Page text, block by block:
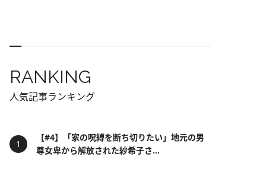
RANKING
人気記事ランキング
【#4】「家の呪縛を断ち切りたい」地元の男
尊女卑から解放された紗希子さ...